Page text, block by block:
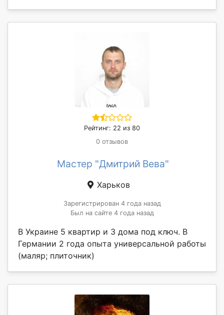
Рейтинг: 22 из 80
0 отзывов
Мастер "Дмитрий Вева"
Харьков
Зарегистрирован 4 года назад
Был на сайте 4 года назад
В Украине 5 квартир и 3 дома под ключ. В
Германии 2 года опыта универсальной работы
(маляр; плиточник)